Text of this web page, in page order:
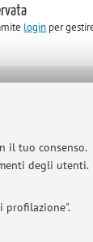
il tuo consenso.
degli utenti.
profilazione".
login per